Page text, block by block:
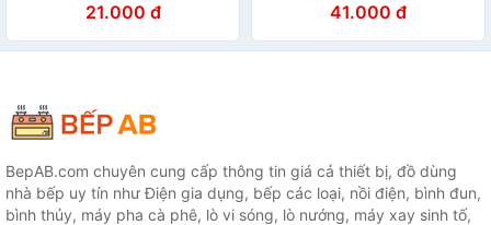
NGHĨNH ĐÁNG YÊU DỄ
DÀNG VỆ SINH CẤT GỌN
NGĂN TƯƠM NƯỚC
21.000 đ
Ngăn Bàn, Tủ Bếp, Dễ Vệ
Sinh, Chống Nước
41.000 đ
BepAB.com chuyên cung cấp thông tin giá cả thiết bị, đồ dùng
nhà bếp uy tín như Điện gia dụng, bếp các loại, nồi điện, bình đun,
bình thủy, máy pha cà phê, lò vi sóng, lò nướng, máy xay sinh tố,